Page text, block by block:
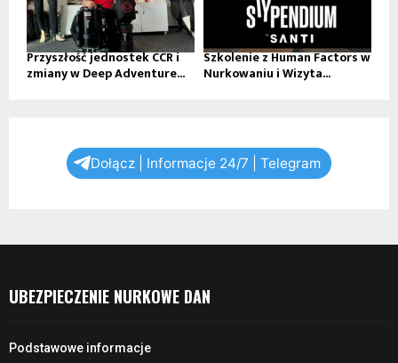
Przyszłość jednostek CCR i
zmiany w Deep Adventure...
Szkolenie z Human Factors w
Nurkowaniu i Wizyta...
Dołącz | Informacje 24/7 | Telegram
UBEZPIECZENIE NURKOWE DAN
Podstawowe informacje